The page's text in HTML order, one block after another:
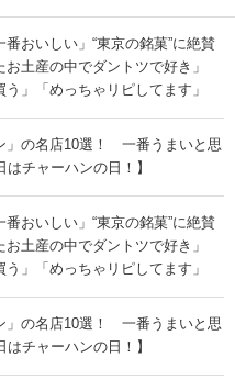
番おいしい」“東京の銘菓”に絶賛
土産の中でダントツで好き」
う」「めっちゃリピしてます」
」の名店10選！ 一番うまいと思
チャーハンの日！】
番おいしい」“東京の銘菓”に絶賛
土産の中でダントツで好き」
う」「めっちゃリピしてます」
」の名店10選！ 一番うまいと思
チャーハンの日！】